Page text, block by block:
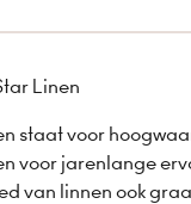
Linen
staat voor
voor jarenlange
van linnen ook